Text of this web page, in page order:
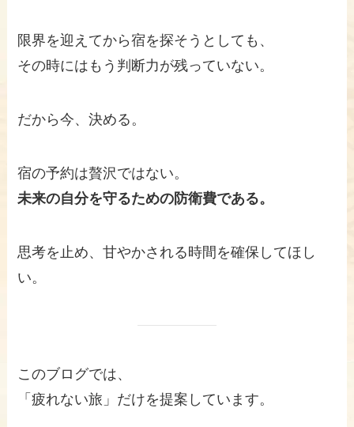
限界を迎えてから宿を探そうとしても、
その時にはもう判断力が残っていない。
だから今、決める。
宿の予約は贅沢ではない。
未来の自分を守るための防衛費である。
思考を止め、甘やかされる時間を確保してほし
い。
このブログでは、
「疲れない旅」だけを提案しています。